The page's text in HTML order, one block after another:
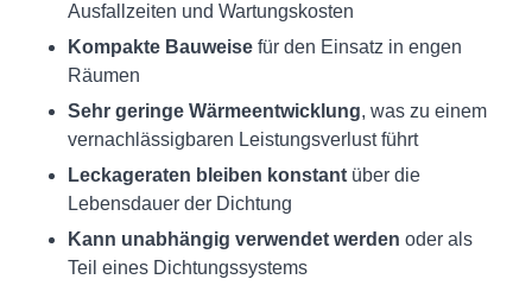
Ausfallzeiten und Wartungskosten
Kompakte Bauweisefür den Einsatz in engen
Räumen
Sehr geringe Wärmeentwicklung, was zu einem
vernachlässigbaren Leistungsverlust führt
Leckageraten bleiben konstantüber die
Lebensdauer der Dichtung
Kann unabhängig verwendet werden oder als
Teil eines Dichtungssystems